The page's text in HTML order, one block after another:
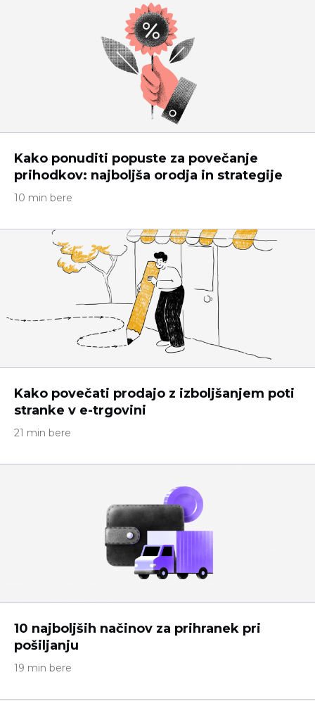
Kako ponuditi popuste za povečanje
prihodkov: najboljša orodja in strategije
10 min bere
Kako povečati prodajo z izboljšanjem poti
stranke v e-trgovini
21 min bere
10 najboljših načinov za prihranek pri
pošiljanju
19 min bere